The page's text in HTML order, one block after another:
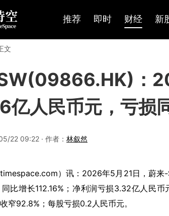
推荐 即时 财经 新
文
：
亿人民币元，亏损
22 09:22 · 作者： 林叙然
）讯：2026年5月21日，蔚
比增长112.16%；净利润亏损3.32亿人民
窄92.8%；每股亏损0.2人民币元。